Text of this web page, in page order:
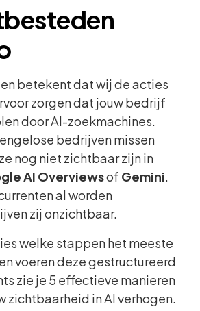
betekent dat wij de acties
zorgen dat jouw bedrijf
door AI-zoekmachines.
bedrijven missen
nog niet zichtbaar zijn in
AI Overviewsof Gemini.
al worden
zij onzichtbaar.
welke stappen het meeste
voeren deze gestructureerd
zie je 5 effectieve manieren
zichtbaarheid in AI verhogen.